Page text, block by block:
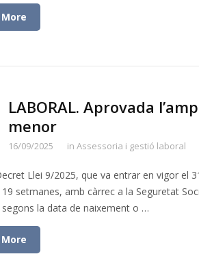
LABORAL. Aprovada
menor
16/09/2025 in Assessoria i gestió laboral
Llei 9/2025, que va entrar en vigor el
setmanes, amb càrrec a la Seguretat
la data de naixement o …